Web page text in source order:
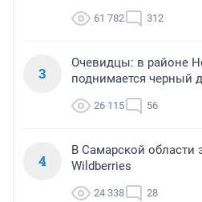
61 782 312
3
Очевидцы: в районе
поднимается черный
26 115 56
4
В Самарской области
Wildberries
24 338 28